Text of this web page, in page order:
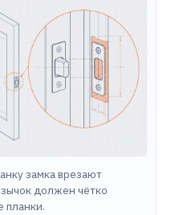
замка врезают
должен чётко
планки.